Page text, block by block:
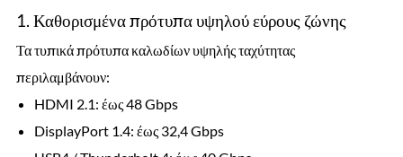
1. Καθορισμένα πρότυπα υψηλού εύρους ζώνης
Τα τυπικά πρότυπα καλωδίων υψηλής ταχύτητας
περιλαμβάνουν:
HDMI 2.1: έως 48 Gbps
DisplayPort 1.4: έως 32,4 Gbps